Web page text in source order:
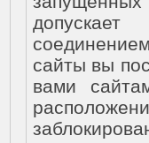
сайты вы
вами